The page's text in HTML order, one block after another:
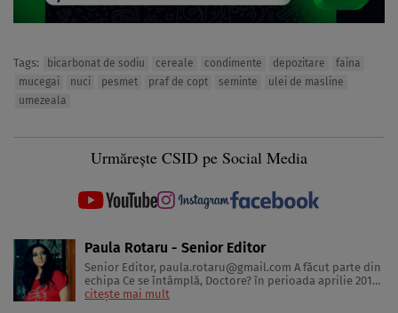
Tags: bicarbonat de sodiu cereale condimente depozitare
faina
mucegai
nuci pesmet praf de copt seminte
ulei de masline
umezeala
Urmărește CSID pe Social Media
Paula Rotaru - Senior Editor
Senior Editor, paula.rotaru@gmail.com
echipa Ce se întâmplă, Doctore? în perioada aprilie 2013-
decembrie 2023. Articolele sale cuprind informații despre
citește mai mult